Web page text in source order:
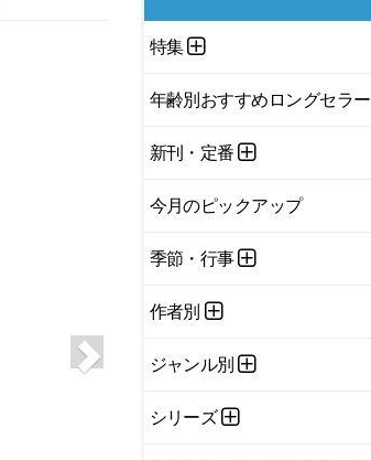
特集
年齢別おすすめロングセラー
新刊・定番
今月のピックアップ
季節・行事
作者別
ジャンル別
シリーズ